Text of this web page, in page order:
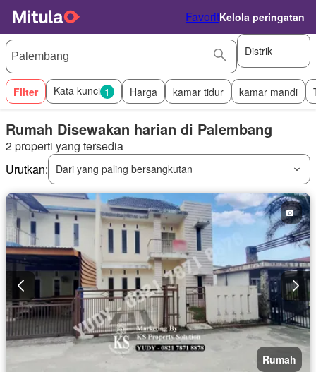
FavoritKelola peringatan
Distrik
Filter Kata kunci 1 Harga kamar tidur kamar mandi
Rumah Disewakan harian di Palembang
2 properti yang tersedia
Urutkan:
Dari yang paling bersangkutan
Rumah